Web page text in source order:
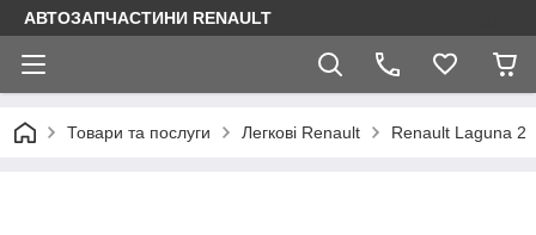
АВТОЗАПЧАСТИНИ RENAULT
Товари та послуги Легкові Renault Renault Laguna 2